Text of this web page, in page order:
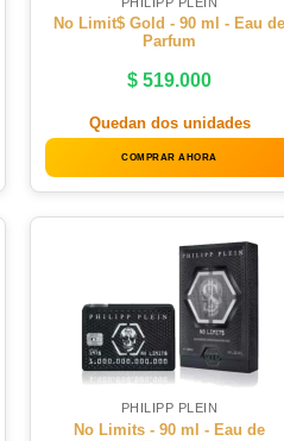
No Limit$ Gold - 90 ml - Eau de
Parfum
$ 519.000
Quedan dos unidades
COMPRAR AHORA
PHILIPP PLEIN
No Limits - 90 ml - Eau de